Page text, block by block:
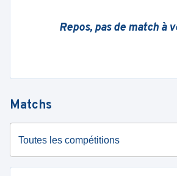
Repos, pas de match à
Matchs
Toutes les compétitions